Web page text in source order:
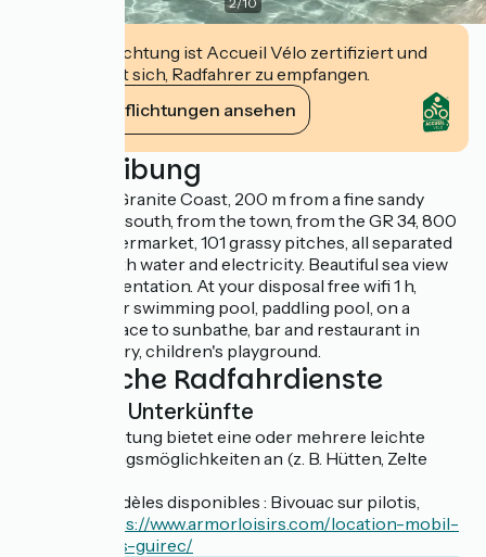
Diese Einrichtung ist Accueil Vélo zertifiziert und
verpflichtet sich, Radfahrer zu empfangen.
Ihre Verpflichtungen ansehen
Beschreibung
On the Pink Granite Coast, 200 m from a fine sandy
beach, facing south, from the town, from the GR 34, 800
m from a supermarket, 101 grassy pitches, all separated
by hedges with water and electricity. Beautiful sea view
and south orientation. At your disposal free wifi 1 h,
heated indoor swimming pool, paddling pool, on a
pleasant terrace to sunbathe, bar and restaurant in
season, laundry, children's playground.
Zusätzliche Radfahrdienste
Leichte Unterkünfte
Diese Einrichtung bietet eine oder mehrere leichte
Übernachtungsmöglichkeiten an (z. B. Hütten, Zelte
Plusieurs modèles disponibles : Bivouac sur pilotis,
https://www.armorloisirs.com/location-mobil-
home-perros-guirec/